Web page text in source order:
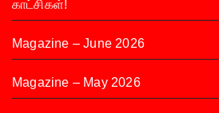
காட்சிகள்!
Magazine – June 2026
Magazine – May 2026